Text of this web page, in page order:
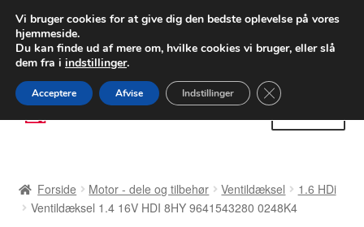
LEVERING fra 55 kr.
FEDEX verdensomspændende forsendelse
80 82 72 02
Spring
til
Spring
til
Betalinger
Forside Motor - dele og tilbehør Ventildæksel
1.6 HDi
Ventildæksel 1.4 16V HDI 8HY 9641543280 0248K4
Vi bruger cookies for at give dig den bedste oplevelse på vores
hjemmeside.
Du kan finde ud af mere om, hvilke cookies vi bruger, eller slå
dem fra i indstillinger.
Acceptere Afvise Indstillinger Close GDPR